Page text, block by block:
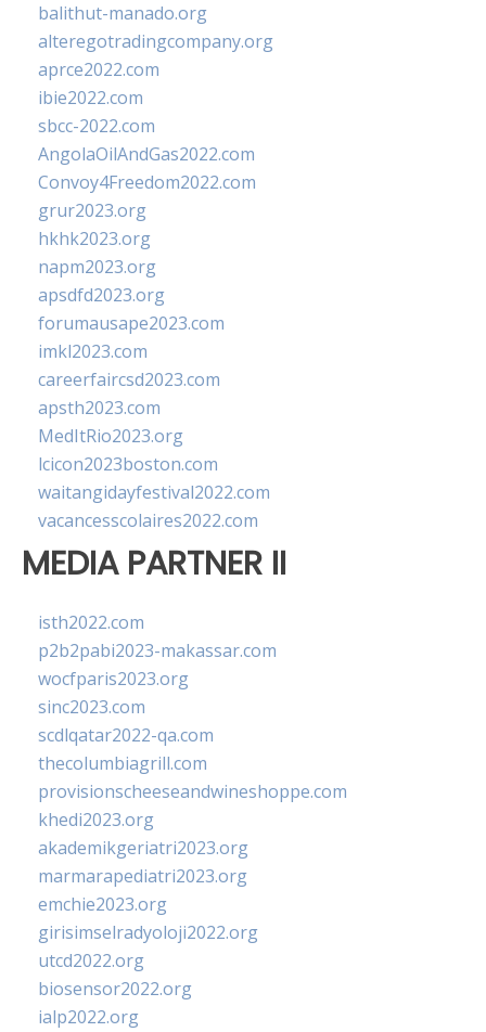
balithut-manado.org
alteregotradingcompany.org
aprce2022.com
ibie2022.com
sbcc-2022.com
AngolaOilAndGas2022.com
Convoy4Freedom2022.com
grur2023.org
hkhk2023.org
napm2023.org
apsdfd2023.org
forumausape2023.com
imkl2023.com
careerfaircsd2023.com
apsth2023.com
MedItRio2023.org
lcicon2023boston.com
waitangidayfestival2022.com
vacancesscolaires2022.com
MEDIA PARTNER II
isth2022.com
p2b2pabi2023-makassar.com
wocfparis2023.org
sinc2023.com
scdlqatar2022-qa.com
thecolumbiagrill.com
provisionscheeseandwineshoppe.com
khedi2023.org
akademikgeriatri2023.org
marmarapediatri2023.org
emchie2023.org
girisimselradyoloji2022.org
utcd2022.org
biosensor2022.org
ialp2022.org